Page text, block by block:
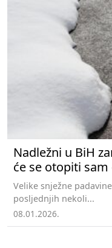
Nadležni u BiH
će se otopiti sam
Velike snježne
posljednjih nekoli...
08.01.2026.